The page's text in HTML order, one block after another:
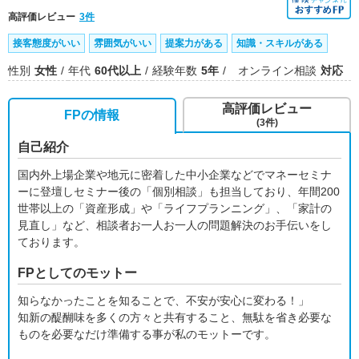
高評価レビュー 3件
接客態度がいい 雰囲気がいい 提案力がある 知識・スキルがある
性別 女性 年代 60代以上 経験年数 5年 オンライン相談 対応
FPの情報
自己紹介
国内外上場企業や地元に密着した中小企業などでマネーセミナ
ーに登壇しセミナー後の「個別相談」も担当しており、年間200
世帯以上の「資産形成」や「ライフプランニング」、「家計の
見直し」など、相談者お一人お一人の問題解決のお手伝いをし
ております。
FPとしてのモットー
知らなかったことを知ることで、不安が安心に変わる！」
知新の醍醐味を多くの方々と共有すること、無駄を省き必要な
ものを必要なだけ準備する事が私のモットーです。
高評価レビュー
(3件)